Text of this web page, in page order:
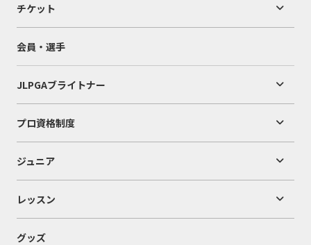
チケット
会員・選手
JLPGAブライトナー
プロ資格制度
ジュニア
レッスン
グッズ